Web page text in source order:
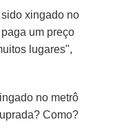
xingado no
um preço
lugares",
no metrô
Como?